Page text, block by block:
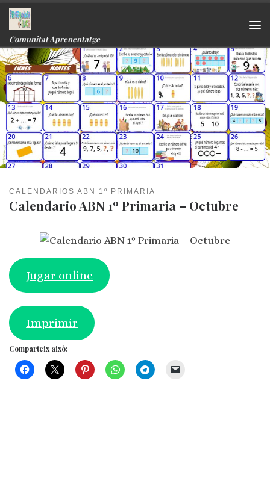
Skip to content
Comunitat Aprenentatge
CALENDARIOS ABN 1º PRIMARIA
Calendario ABN 1º Primaria – Octubre
Jugar online
Imprimir
Comparteix això: